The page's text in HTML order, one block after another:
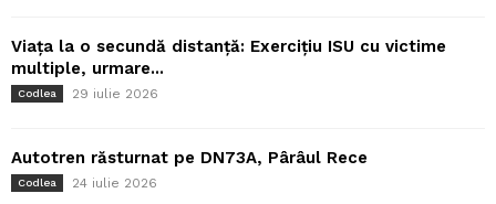
Viața la o secundă distanță: Exercițiu ISU cu victime
multiple, urmare...
Codlea 29 iulie 2026
Autotren răsturnat pe DN73A, Pârâul Rece
Codlea 24 iulie 2026